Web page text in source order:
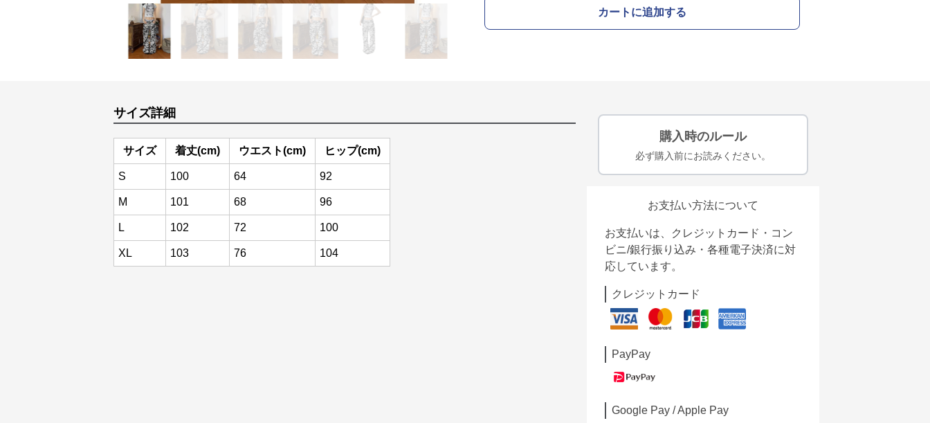
カートに追加する
サイズ詳細
サイズ 着丈(cm) ウエスト(cm) ヒップ(cm)
S 100 64 92
M 101 68 96
L 102 72 100
XL 103 76 104
購入時のルール
必ず購入前にお読みください。
お支払い方法について
お支払いは、クレジットカード・コン
ビニ/銀行振り込み・各種電子決済に対
応しています。
クレジットカード
PayPay
Google Pay / Apple Pay